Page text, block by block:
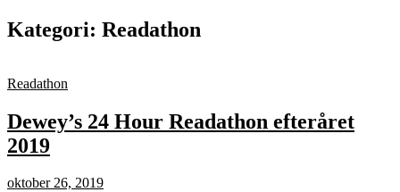
Kategori: Readathon
Readathon
Dewey’s 24 Hour Readathon efteråret
2019
oktober 26, 2019